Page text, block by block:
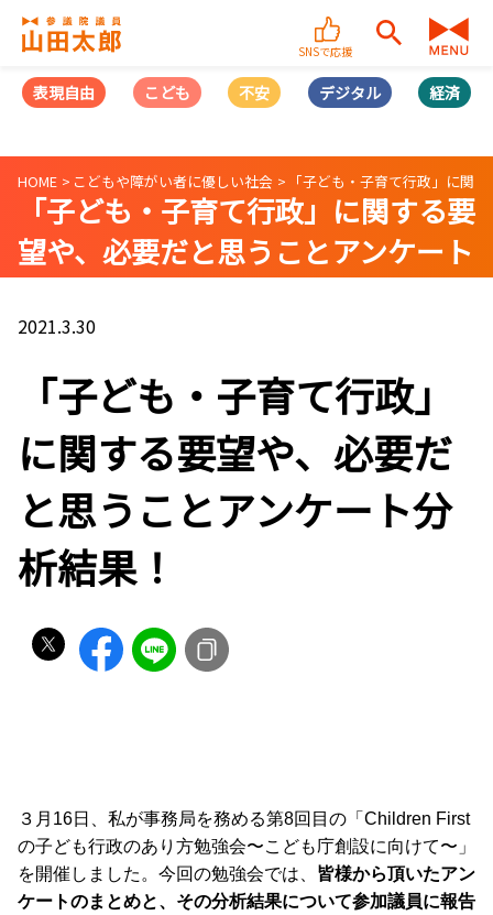
SNSで応援
表現自由 こども 不安 デジタル 経済
HOME こどもや障がい者に優しい社会 「子ども・子育て行政」に関
「子ども・子育て行政」に関する要
望や、必要だと思うことアンケート
分析結果！
2021.3.30
「子ども・子育て行政」
に関する要望や、必要だ
と思うことアンケート分
析結果！
３月16日、私が事務局を務める第8回目の「Children First
の子ども行政のあり方勉強会〜こども庁創設に向けて〜」
を開催しました。今回の勉強会では、 皆様から頂いたアン
ケートのまとめと、その分析結果について参加議員に報告